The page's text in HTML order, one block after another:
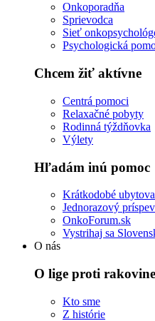
Onkoporadňa
Sprievodca
Sieť
Psychologická
Chcem žiť aktívne
Centrá pomoci
Relaxačné pobyty
Rodinná týždňovka
Výlety
Hľadám inú pomoc
Krátkodobé
Jednorazový
OnkoForum.sk
Vystrihaj sa
O nás
O lige proti rakovine
Kto sme
Z histórie